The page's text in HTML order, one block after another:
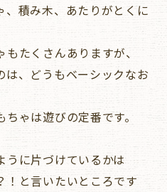
、積み木、あたりがとくに
たくさんありますが、
は、どうもベーシックなお
ゃは遊びの定番です。
うに片づけているかは
！と言いたいところです